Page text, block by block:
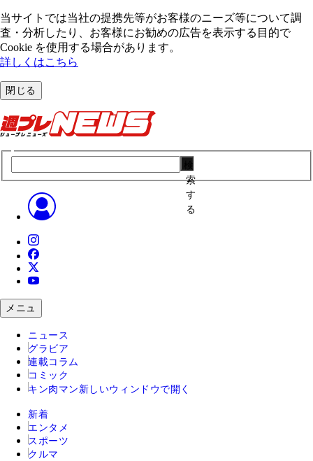
当サイトでは当社の提携先等がお客様のニーズ等について調
査・分析したり、お客様にお勧めの広告を表⽰する⽬的で
Cookie を使⽤する場合があります。
詳しくはこちら
閉じる
索
す
る
メニュ
ニュース
グラビア
連載コラム
コミック
キン肉マン 新しいウィンドウで開く
新着
エンタメ
スポーツ
クルマ